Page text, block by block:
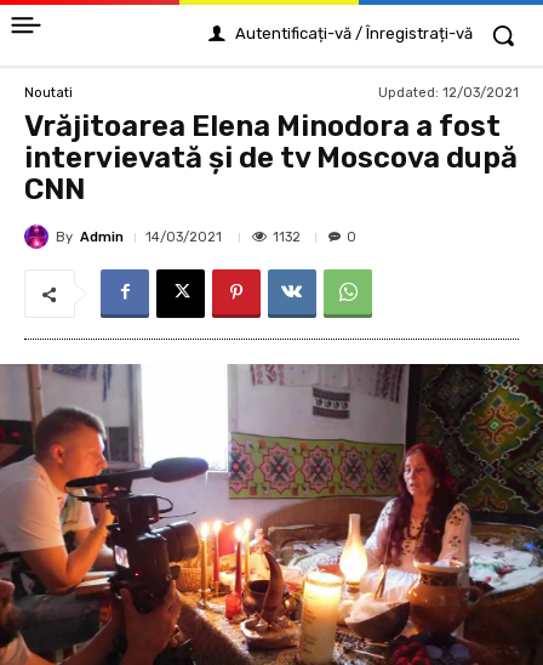
Autentificați-vă / Înregistrați-vă
Noutati Updated: 12/03/2021
Vrăjitoarea Elena Minodora a fost
intervievată și de tv Moscova după
CNN
By Admin 14/03/2021 1132 0